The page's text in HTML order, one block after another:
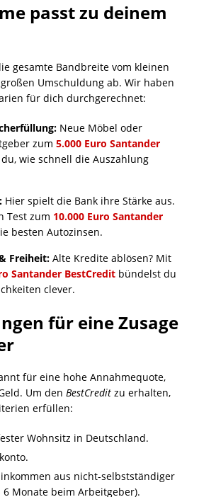
passt zu deinem
gesamte Bandbreite vom kleinen
Umschuldung ab. Wir haben
für dich durchgerechnet:
Neue Möbel oder
zum 5.000 Euro Santander
wie schnell die Auszahlung
Hier spielt die Bank ihre Stärke aus.
Test zum 10.000 Euro Santander
besten Autozinsen.
Freiheit: Alte Kredite ablösen? Mit
Santander BestCredit bündelst du
clever.
für eine Zusage
für eine hohe Annahmequote,
Um den BestCredit zu erhalten,
erfüllen:
Wohnsitz in Deutschland.
aus nicht-selbstständiger
Monate beim Arbeitgeber).